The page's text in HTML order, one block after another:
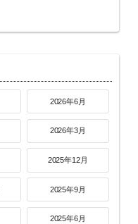
2026年6月
2026年3月
2025年12月
2025年9月
2025年6月